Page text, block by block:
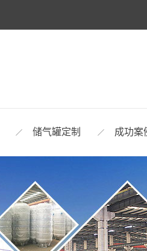
储气罐定制 成功案